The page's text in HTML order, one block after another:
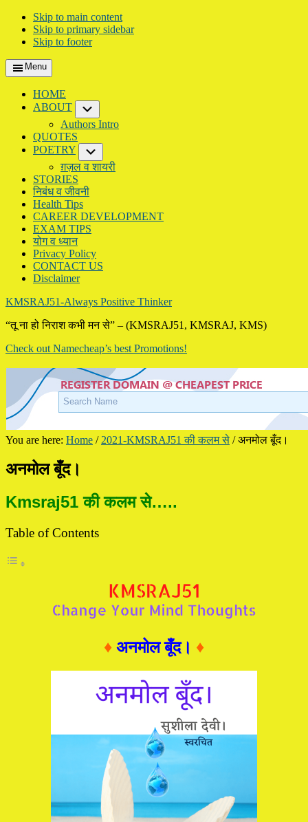
Skip to main content
Skip to primary sidebar
Skip to footer
Menu
HOME
ABOUT
Authors Intro
QUOTES
POETRY
ग़ज़ल व शायरी
STORIES
निबंध व जीवनी
Health Tips
CAREER DEVELOPMENT
EXAM TIPS
योग व ध्यान
Privacy Policy
CONTACT US
Disclaimer
KMSRAJ51-Always Positive Thinker
“तू ना हो निराश कभी मन से” – (KMSRAJ51, KMSRAJ, KMS)
Check out Namecheap’s best Promotions!
You are here: Home / 2021-KMSRAJ51 की कलम से /अनमोल बूँद।
अनमोल बूँद।
Kmsraj51 की कलम से…..
Table of Contents
♦ अनमोल बूँद। ♦